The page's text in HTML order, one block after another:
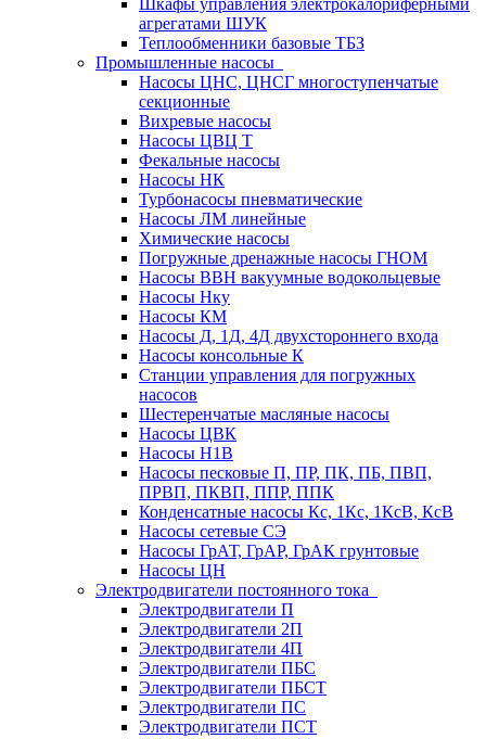
Шкафы управления электрокалориферными
агрегатами ШУК
Теплообменники базовые ТБЗ
Промышленные насосы
Насосы ЦНС, ЦНСГ многоступенчатые
секционные
Вихревые насосы
Насосы ЦВЦ Т
Фекальные насосы
Насосы НК
Турбонасосы пневматические
Насосы ЛМ линейные
Химические насосы
Погружные дренажные насосы ГНОМ
Насосы ВВН вакуумные водокольцевые
Насосы Нку
Насосы КМ
Насосы Д, 1Д, 4Д двухстороннего входа
Насосы консольные К
Станции управления для погружных
насосов
Шестеренчатые масляные насосы
Насосы ЦВК
Насосы Н1В
Насосы песковые П, ПР, ПК, ПБ, ПВП,
ПРВП, ПКВП, ППР, ППК
Конденсатные насосы Кс, 1Кс, 1КсВ, КсВ
Насосы сетевые СЭ
Насосы ГрАТ, ГрАР, ГрАК грунтовые
Насосы ЦН
Электродвигатели постоянного тока
Электродвигатели П
Электродвигатели 2П
Электродвигатели 4П
Электродвигатели ПБС
Электродвигатели ПБСТ
Электродвигатели ПС
Электродвигатели ПСТ